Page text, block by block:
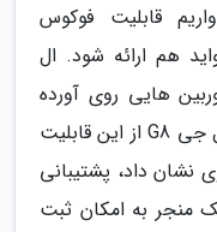
قابلیت فوکوس
هم ارائه شود. ال
چنین دوربین هایی روی آورده
ولی مثلا دوربین اولترا واید گوشی ال جی G8 از این قابلیت
نشان داد، پشتیبانی
منجر به امکان ثبت